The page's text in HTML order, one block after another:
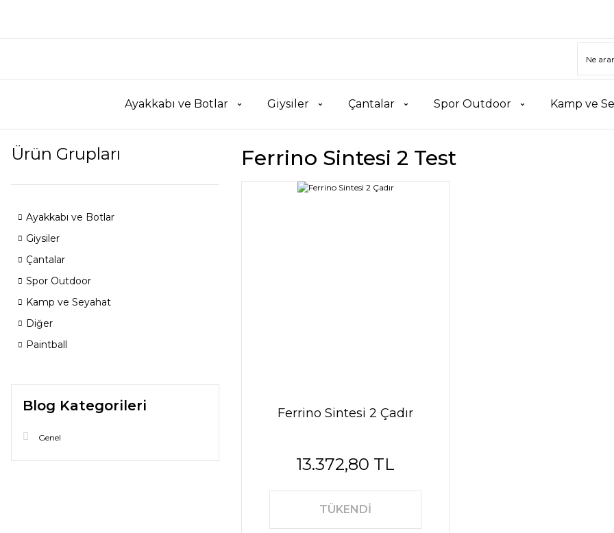
Ayakkabı ve Botlar Giysiler Çantalar Spor Outdoor Kamp ve
Ürün Grupları
Ayakkabı ve Botlar
Giysiler
Çantalar
Spor Outdoor
Kamp ve Seyahat
Diğer
Paintball
Blog Kategorileri
Genel
Ferrino Sintesi 2 Test
Ferrino Sintesi 2 Çadır
13.372,80 TL
TÜKENDİ